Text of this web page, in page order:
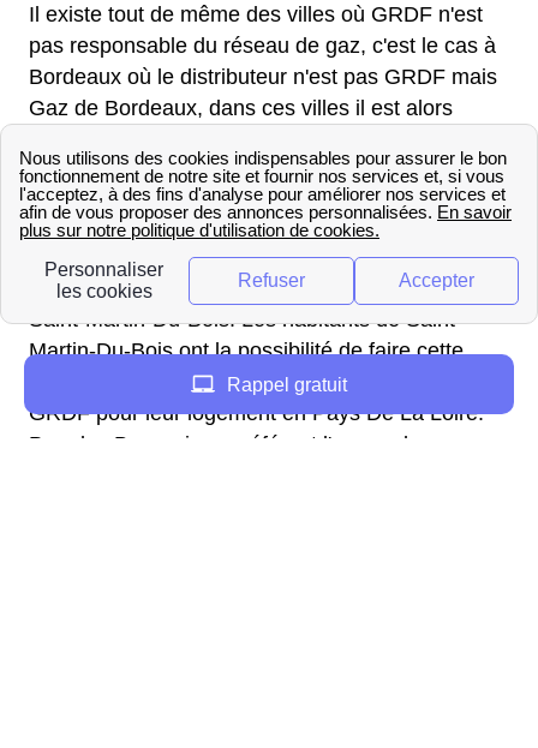
Il existe tout de même des villes où GRDF n'est
pas responsable du réseau de gaz, c'est le cas à
Bordeaux où le distributeur n'est pas GRDF mais
Gaz de Bordeaux, dans ces villes il est alors
gestionnaire local.
Pour effectuer un raccordement au gaz auprès de
GRDF, les Boscoviens doivent dans un premier
temps réaliser une demande de raccordement à
Saint-Martin-Du-Bois. Les habitants de Saint-
Martin-Du-Bois ont la possibilité de faire cette
demande de raccordement sur le site officiel de
GRDF pour leur logement en Pays De La Loire.
Pour les Boscoviens préférant l'usage du
Rappel gratuit